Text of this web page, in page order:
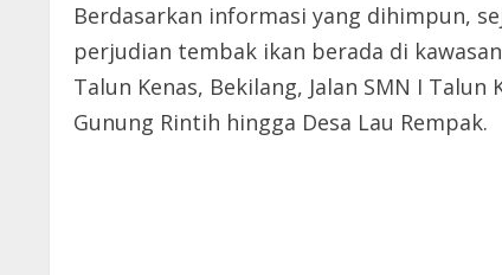
Berdasarkan informasi yang dihimpun,
perjudian tembak ikan berada di
Talun Kenas, Bekilang, Jalan SMN I
Gunung Rintih hingga Desa Lau Rempak.